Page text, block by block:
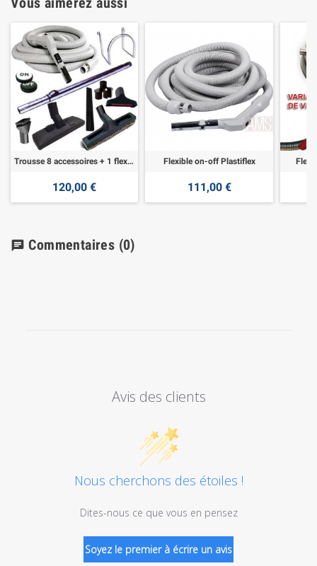
Trousse 8 accessoires + 1 flexible 7,60 m
120,00 €
Flexible on-off Plastiflex
111,00 €
chat Commentaires (0)
Avis des clients
Nous cherchons des étoiles !
Dites-nous ce que vous en pensez
Soyez le premier à écrire un avis